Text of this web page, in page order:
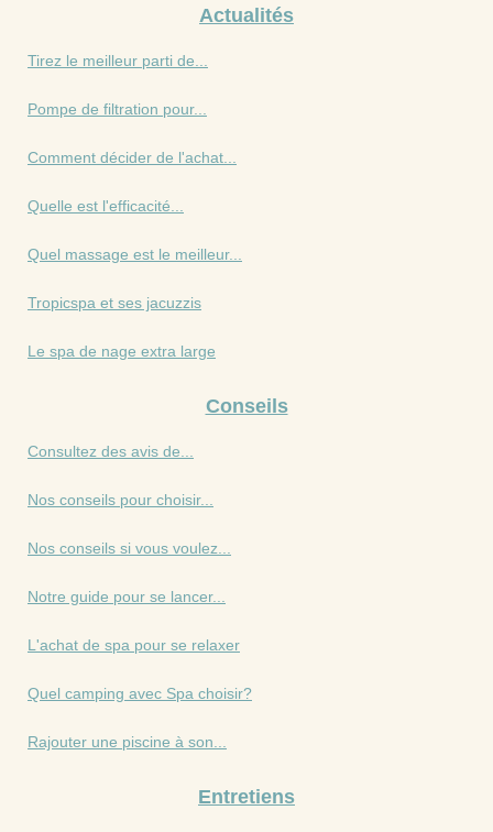
Actualités
Tirez le meilleur parti de...
Pompe de filtration pour...
Comment décider de l'achat...
Quelle est l'efficacité...
Quel massage est le meilleur...
Tropicspa et ses jacuzzis
Le spa de nage extra large
Conseils
Consultez des avis de...
Nos conseils pour choisir...
Nos conseils si vous voulez...
Notre guide pour se lancer...
L'achat de spa pour se relaxer
Quel camping avec Spa choisir?
Rajouter une piscine à son...
Entretiens